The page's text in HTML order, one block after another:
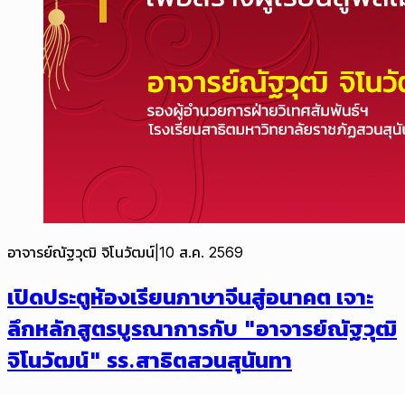
อาจารย์ณัฐวุฒิ จิโนวัฒน์ 10 ส.ค. 2569
เปิดประตูห้องเรียนภาษาจีนสู่อนาคต เจาะ
ลึกหลักสูตรบูรณาการกับ "อาจารย์ณัฐวุฒิ
จิโนวัฒน์" รร.สาธิตสวนสุนันทา